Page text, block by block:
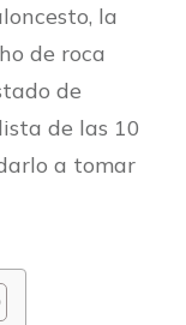
la
de roca
de
de las 10
a tomar